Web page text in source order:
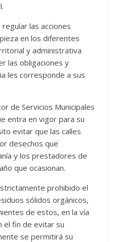
las acciones
en los diferentes
y administrativa
las obligaciones y
les corresponde a sus
de Servicios Municipales
entra en vigor para su
evitar que las calles
desechos que
y los prestadores de
que ocasionan.
prohibido el
sólidos orgánicos,
de estos, en la vía
el fin de evitar su
se permitirá su